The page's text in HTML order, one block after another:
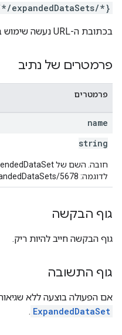
expandedDataSets/*}
בכתובת ה-URL נעשה שימוש בתחביר
פרמטרים של נתיב
פרמטרים
name
string
לדוגמה: properties/1234/expandedDataSets/5678
גוף הבקשה
גוף הבקשה חייב להיות ריק.
גוף התשובה
אם הפעולה בוצעה ללא
ExpandedDataSet
.